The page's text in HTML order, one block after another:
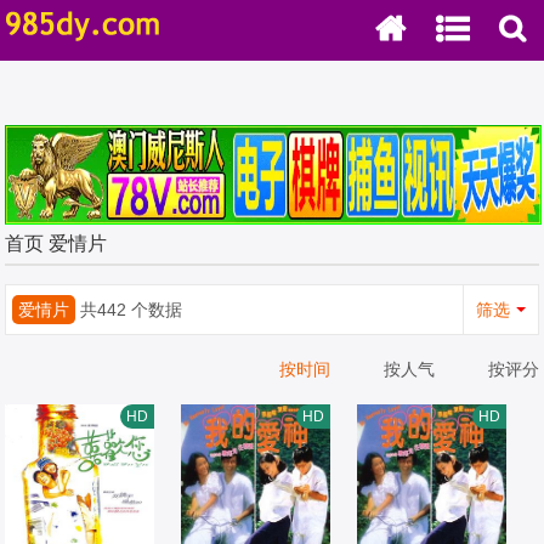
首页 爱情片
爱情片 共442 个数据 筛选
按时间 按人气 按评分
HD HD HD